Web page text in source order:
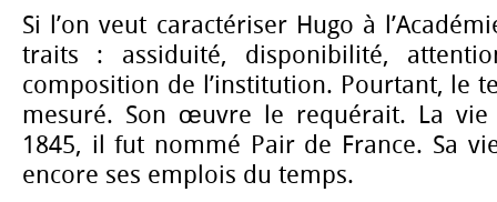
Si l’on veut caractériser Hugo à
traits : assiduité, disponibilité,
composition de l’institution. Pourtant, le
mesuré. Son œuvre le requérait. La vie
1845, il fut nommé Pair de France. Sa
encore ses emplois du temps.